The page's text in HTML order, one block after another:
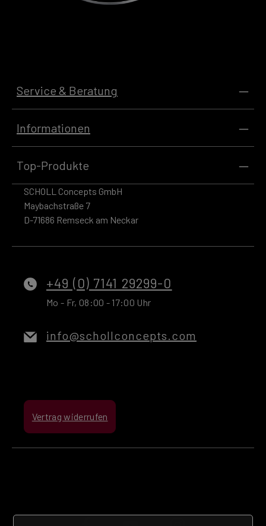
SCHOLL Concepts GmbH
Maybachstraße 7
D-71686 Remseck am Neckar
+49 (0) 7141 29299-0
Mo - Fr, 08:00 - 17:00 Uhr
info@schollconcepts.com
Vertrag widerrufen
Service & Beratung
Informationen
Top-Produkte